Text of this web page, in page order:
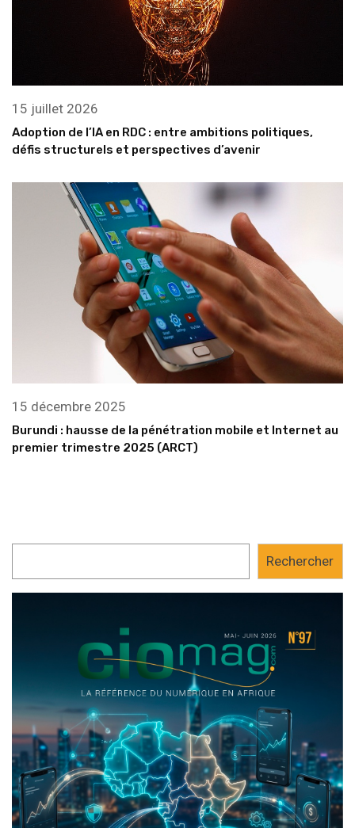
15 juillet 2026
Adoption de l’IA en RDC : entre ambitions politiques,
défis structurels et perspectives d’avenir
15 décembre 2025
Burundi : hausse de la pénétration mobile et Internet au
premier trimestre 2025 (ARCT)
Rechercher